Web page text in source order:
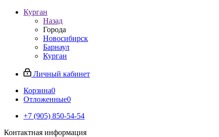
Курган
Назад
Города
Новосибирск
Барнаул
Курган
Личный кабинет
Корзина0
Отложенные0
+7 (905) 850-54-54
Контактная информация